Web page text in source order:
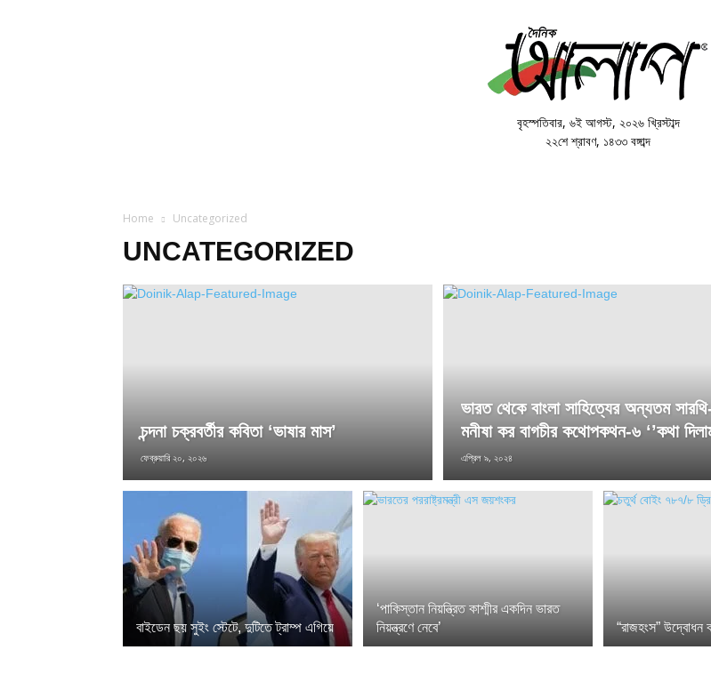
Alap
বৃহস্পতিবার, ৬ই আগস্ট, ২০২৬ খ্রিস্টাব্দ
২২শে শ্রাবণ, ১৪৩৩ বঙ্গাব্দ
Home Uncategorized
UNCATEGORIZED
চন্দনা চক্রবর্তীর কবিতা ‘ভাষার মাস’
ফেব্রুয়ারি ২০, ২০২৬
ভারত থেকে বাংলা সাহিত্যের অন্যতম
মনীষা কর বাগচীর কথোপকথন-৬ ‘’কথা
এপ্রিল ৯, ২০২৪
বাইডেন ছয় সুইং স্টেটে, দুটিতে ট্রাম্প এগিয়ে
‘পাকিস্তান নিয়ন্ত্রিত কাশ্মীর একদিন ভারত
নিয়ন্ত্রণে নেবে’
“রাজহংস” উদ্বোধন